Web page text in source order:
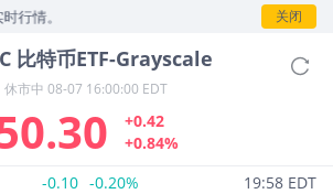
关闭
比特币ETF-Grayscale
休市中 08-07 16:00:00 EDT
+0.42
+0.84%
-0.10 -0.20% 19:58 EDT